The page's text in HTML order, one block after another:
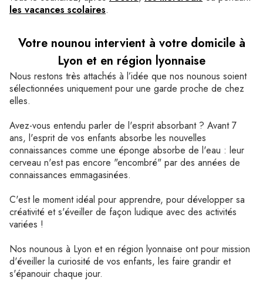
les vacances scolaires.
Votre nounou intervient à votre domicile à
Lyon et en région lyonnaise
Nous restons très attachés à l’idée que nos nounous soient
sélectionnées uniquement pour une garde proche de chez
elles.
Avez-vous entendu parler de l'esprit absorbant ? Avant 7
ans, l'esprit de vos enfants absorbe les nouvelles
connaissances comme une éponge absorbe de l'eau : leur
cerveau n'est pas encore "encombré" par des années de
connaissances emmagasinées.
C'est le moment idéal pour apprendre, pour développer sa
créativité et s'éveiller de façon ludique avec des activités
variées !
Nos nounous à Lyon et en région lyonnaise ont pour mission
d'éveiller la curiosité de vos enfants, les faire grandir et
s'épanouir chaque jour.